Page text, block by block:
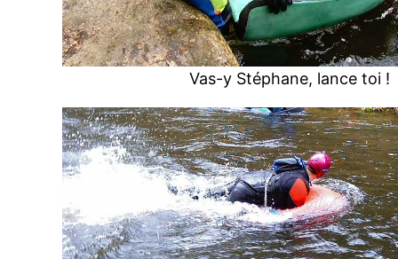
Vas-y Stéphane, lance toi !